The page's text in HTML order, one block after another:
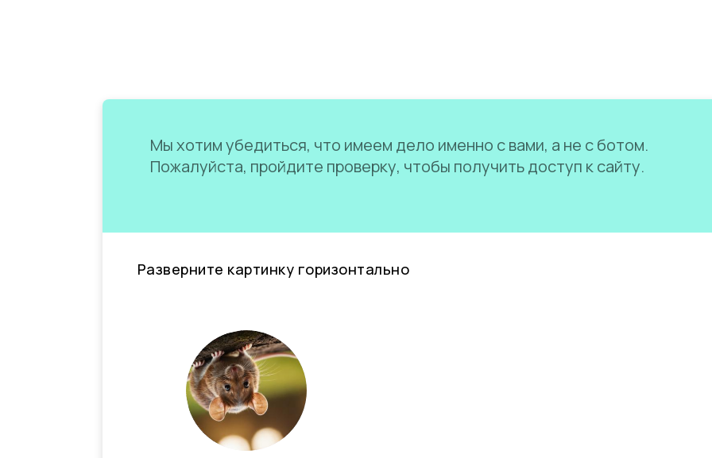
Мы хотим убедиться, что имеем дело именно с вами, а не с ботом.
Пожалуйста, пройдите проверку, чтобы получить доступ к сайту.
Разверните картинку горизонтально